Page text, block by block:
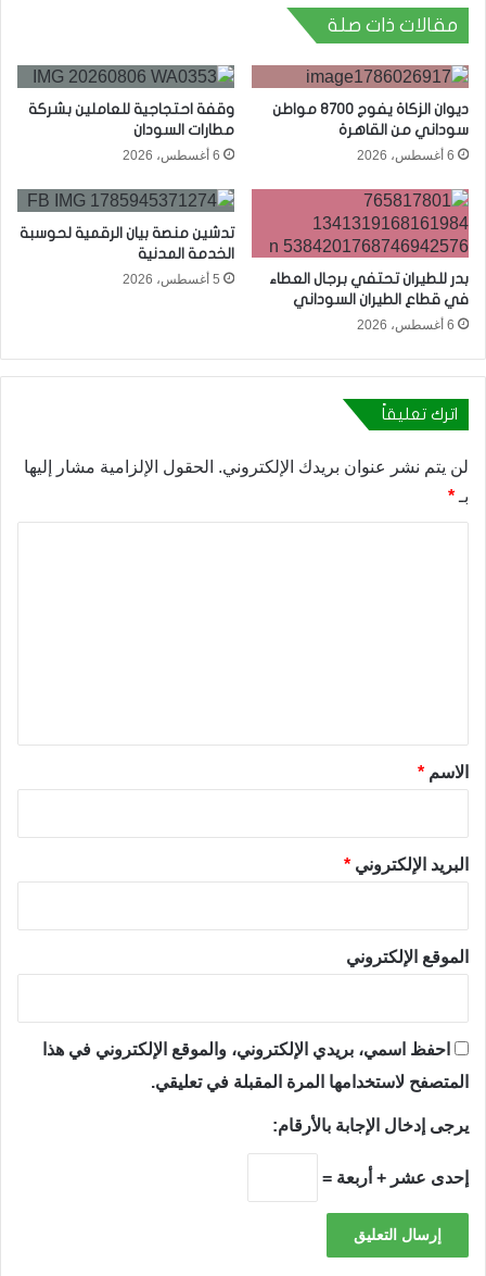
مقالات ذات صلة
ديوان الزكاة يفوج 8700 مواطن
سوداني من القاهرة
6 أغسطس، 2026
وقفة احتجاجية للعاملين بشركة
مطارات السودان
6 أغسطس، 2026
بدر للطيران تحتفي برجال العطاء
في قطاع الطيران السوداني
6 أغسطس، 2026
تدشين منصة بيان الرقمية لحوسبة
الخدمة المدنية
5 أغسطس، 2026
اترك تعليقاً
لن يتم نشر عنوان بريدك الإلكتروني. الحقول الإلزامية مشار إليها
بـ *
*الاسم *
البريد الإلكتروني *
الموقع الإلكتروني
احفظ اسمي، بريدي الإلكتروني، والموقع الإلكتروني في هذا
المتصفح لاستخدامها المرة المقبلة في تعليقي.
يرجى إدخال الإجابة بالأرقام:
إحدى عشر + أربعة =